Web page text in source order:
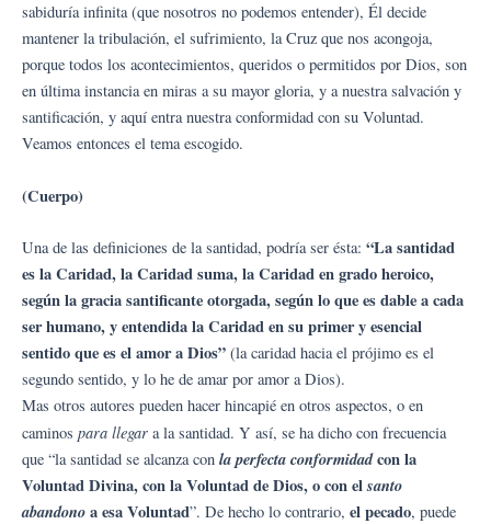
sabiduría infinita (que nosotros no podemos entender), Él decide
mantener la tribulación, el sufrimiento, la Cruz que nos acongoja,
porque todos los acontecimientos, queridos o permitidos por Dios, son
en última instancia en miras a su mayor gloria, y a nuestra salvación y
santificación, y aquí entra nuestra conformidad con su Voluntad.
Veamos entonces el tema escogido.
(Cuerpo)
Una de las definiciones de la santidad, podría ser ésta: “La santidad
es la Caridad, la Caridad suma, la Caridad en grado heroico,
según la gracia santificante otorgada, según lo que es dable a cada
ser humano, y entendida la Caridad en su primer y esencial
sentido que es el amor a Dios” (la caridad hacia el prójimo es el
segundo sentido, y lo he de amar por amor a Dios).
Mas otros autores pueden hacer hincapié en otros aspectos, o en
caminos para llegar a la santidad. Y así, se ha dicho con frecuencia
que “la santidad se alcanza con la perfecta conformidadcon la
Voluntad Divina, con la Voluntad de Dios, o con elsanto
abandonoa esa Voluntad”. De hecho lo contrario, el pecado, puede